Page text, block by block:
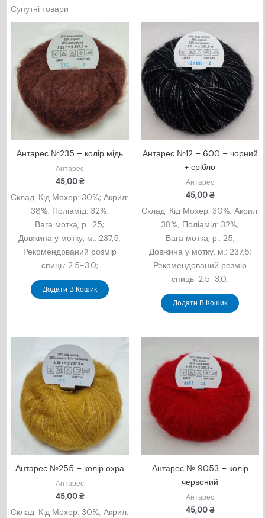
Супутні товари
Антарес №235 – колір мідь
Антарес
45,00₴
Склад: Кід Мохер: 30%; Акрил:
38%; Поліамід: 32%;
Вага мотка, р.: 25;
Довжина у мотку, м.: 237,5;
Рекомендований розмір
спиць: 2.5-3.0;
Додати В Кошик
Антарес №12 – 600 – чорний
+ срібло
Антарес
45,00₴
Склад: Кід Мохер: 30%; Акрил:
38%; Поліамід: 32%;
Вага мотка, р.: 25;
Довжина у мотку, м.: 237,5;
Рекомендований розмір
спиць: 2.5-3.0;
Додати В Кошик
Антарес №255 – колір охра
Антарес
45,00₴
Склад: Кід Мохер: 30%; Акрил:
Антарес № 9053 – колір
червоний
Антарес
45,00₴